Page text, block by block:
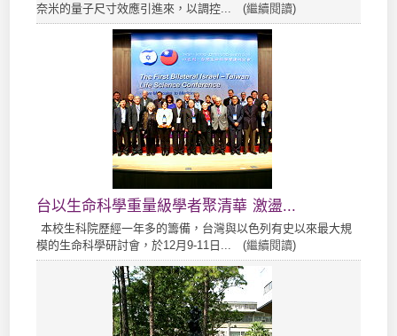
奈米的量子尺寸效應引進來，以調控... (繼續閱讀)
台以生命科學重量級學者聚清華 激盪...
本校生科院歷經一年多的籌備，台灣與以色列有史以來最大規
模的生命科學研討會，於12月9-11日... (繼續閱讀)